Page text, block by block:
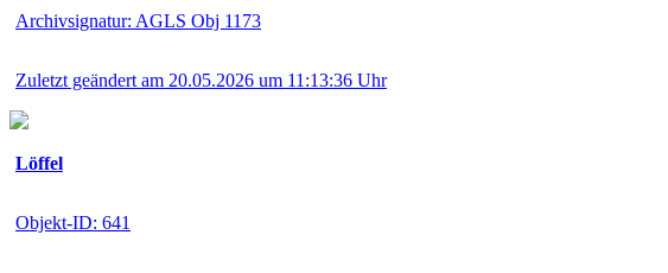
Archivsignatur: AGLS Obj 1173
Zuletzt geändert am 20.05.2026 um 11:13:36 Uhr
Löffel
Objekt-ID: 641